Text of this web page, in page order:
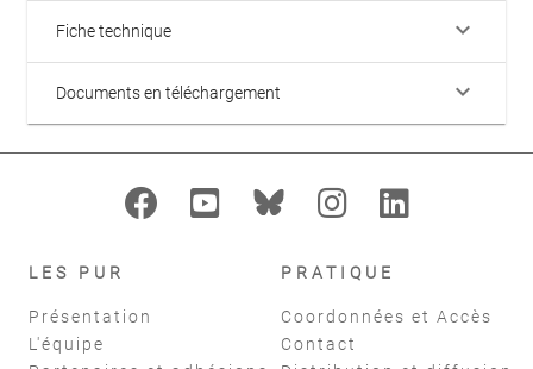
Fiche technique keyboard_arrow_down
Documents en téléchargement keyboard_arrow_down
LES PUR
Présentation
L'équipe
PRATIQUE
Coordonnées et Accès
Contact